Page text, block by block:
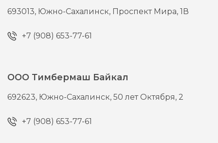
693013, Южно-Сахалинск, Проспект Мира, 1В
+7 (908) 653-77-61
ООО Тимбермаш Байкал
692623, Южно-Сахалинск,50 лет Октября, 2
+7 (908) 653-77-61